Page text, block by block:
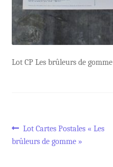
Lot CP Les brûleurs de gomme
Navigation
Article
précédent :
Lot Cartes Postales « Les
brûleurs de gomme »